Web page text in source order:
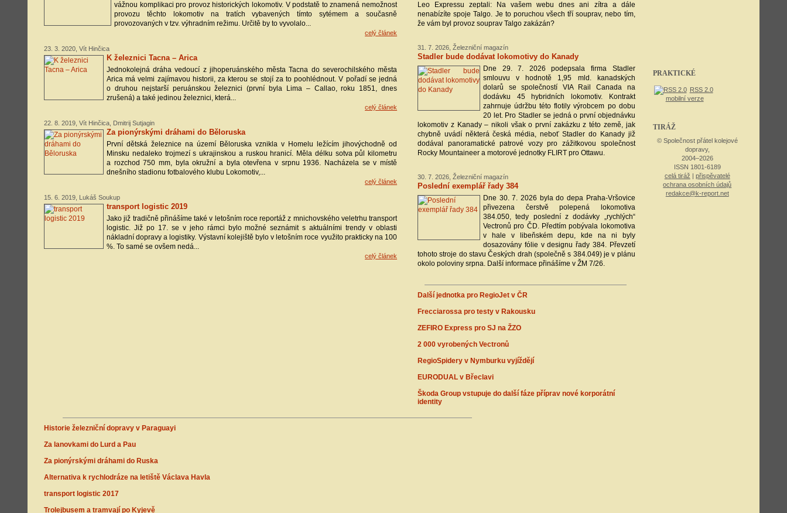
PRAKTICKÉ
RSS 2.0
mobilní verze
TIRÁŽ
© Společnost přátel kolejové
dopravy,
2004–2026
ISSN 1801-6189
celá tiráž | přispěvatelé
ochrana osobních údajů
redakce@k-report.net
Leo Expressu zeptali: Na vašem webu dnes ani zítra a dále
nenabízíte spoje Talgo. Je to poruchou všech tří souprav, nebo tím,
že vám byl provoz souprav Talgo zakázán?
31. 7. 2026, Železniční magazín
Stadler bude dodávat lokomotivy do Kanady
Dne 29. 7. 2026 podepsala firma Stadler
smlouvu v hodnotě 1,95 mld. kanadských
dolarů se společností VIA Rail Canada na
dodávku 45 hybridních lokomotiv. Kontrakt
zahrnuje údržbu této flotily výrobcem po dobu
20 let. Pro Stadler se jedná o první objednávku
lokomotiv z Kanady – nikoli však o první zakázku z této země, jak
chybně uvádí některá česká média, neboť Stadler do Kanady již
dodával panoramatické patrové vozy pro zážitkovou společnost
Rocky Mountaineer a motorové jednotky FLIRT pro Ottawu.
30. 7. 2026, Železniční magazín
Poslední exemplář řady 384
Dne 30. 7. 2026 byla do depa Praha-Vršovice
přivezena čerstvě polepená lokomotiva
384.050, tedy poslední z dodávky „rychlých“
Vectronů pro ČD. Předtím pobývala lokomotiva
v hale v libeňském depu, kde na ni byly
dosazovány fólie v designu řady 384. Převzetí
tohoto stroje do stavu Českých drah (společně s 384.049) je v plánu
okolo poloviny srpna. Další informace přinášíme v ŽM 7/26.
Další jednotka pro RegioJet v ČR
Frecciarossa pro testy v Rakousku
ZEFIRO Express pro SJ na ŽZO
2 000 vyrobených Vectronů
RegioSpidery v Nymburku vyjíždějí
EURODUAL v Břeclavi
Škoda Group vstupuje do další fáze příprav nové korporátní
identity
vážnou komplikaci pro provoz historických lokomotiv. V podstatě to znamená nemožnost
provozu těchto lokomotiv na tratích vybavených tímto sytémem a současně
provozovaných v tzv. výhradním režimu. Určitě by to vyvolalo...
celý článek
23. 3. 2020, Vít Hinčica
K železnici Tacna – Arica
Jednokolejná dráha vedoucí z jihoperuánského města Tacna do severochilského města
Arica má velmi zajímavou historii, za kterou se stojí za to poohlédnout. V pořadí se jedná
o druhou nejstarší peruánskou železnici (první byla Lima – Callao, roku 1851, dnes
zrušená) a také jedinou železnici, která...
celý článek
22. 8. 2019, Vít Hinčica, Dmitrij Sutjagin
Za pionýrskými dráhami do Běloruska
První dětská železnice na území Běloruska vznikla v Homelu ležícím jihovýchodně od
Minsku nedaleko trojmezí s ukrajinskou a ruskou hranicí. Měla délku sotva půl kilometru
a rozchod 750 mm, byla okružní a byla otevřena v srpnu 1936. Nacházela se v místě
dnešního stadionu fotbalového klubu Lokomotiv,...
celý článek
15. 6. 2019, Lukáš Soukup
transport logistic 2019
Jako již tradičně přinášíme také v letošním roce reportáž z mnichovského veletrhu transport
logistic. Již po 17. se v jeho rámci bylo možné seznámit s aktuálními trendy v oblasti
nákladní dopravy a logistiky. Výstavní kolejiště bylo v letošním roce využito prakticky na 100
%. To samé se ovšem nedá...
celý článek
Historie železniční dopravy v Paraguayi
Za lanovkami do Lurd a Pau
Za pionýrskými dráhami do Ruska
Alternativa k rychlodráze na letiště Václava Havla
transport logistic 2017
Trolejbusem a tramvají po Kyjevě